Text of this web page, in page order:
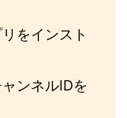
をインスト
ンネルIDを